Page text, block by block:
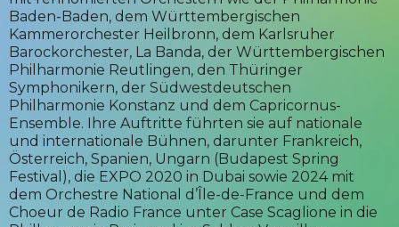
Baden-Baden, dem Württembergischen
Kammerorchester Heilbronn, dem Karlsruher
Barockorchester, La Banda, der Württembergischen
Philharmonie Reutlingen, den Thüringer
Symphonikern, der Südwestdeutschen
Philharmonie Konstanz und dem Capricornus-
Ensemble. Ihre Auftritte führten sie auf nationale
und internationale Bühnen, darunter Frankreich,
Österreich, Spanien, Ungarn (Budapest Spring
Festival), die EXPO 2020 in Dubai sowie 2024 mit
dem Orchestre National d’Île-de-France und dem
Choeur de Radio France unter Case Scaglione in die